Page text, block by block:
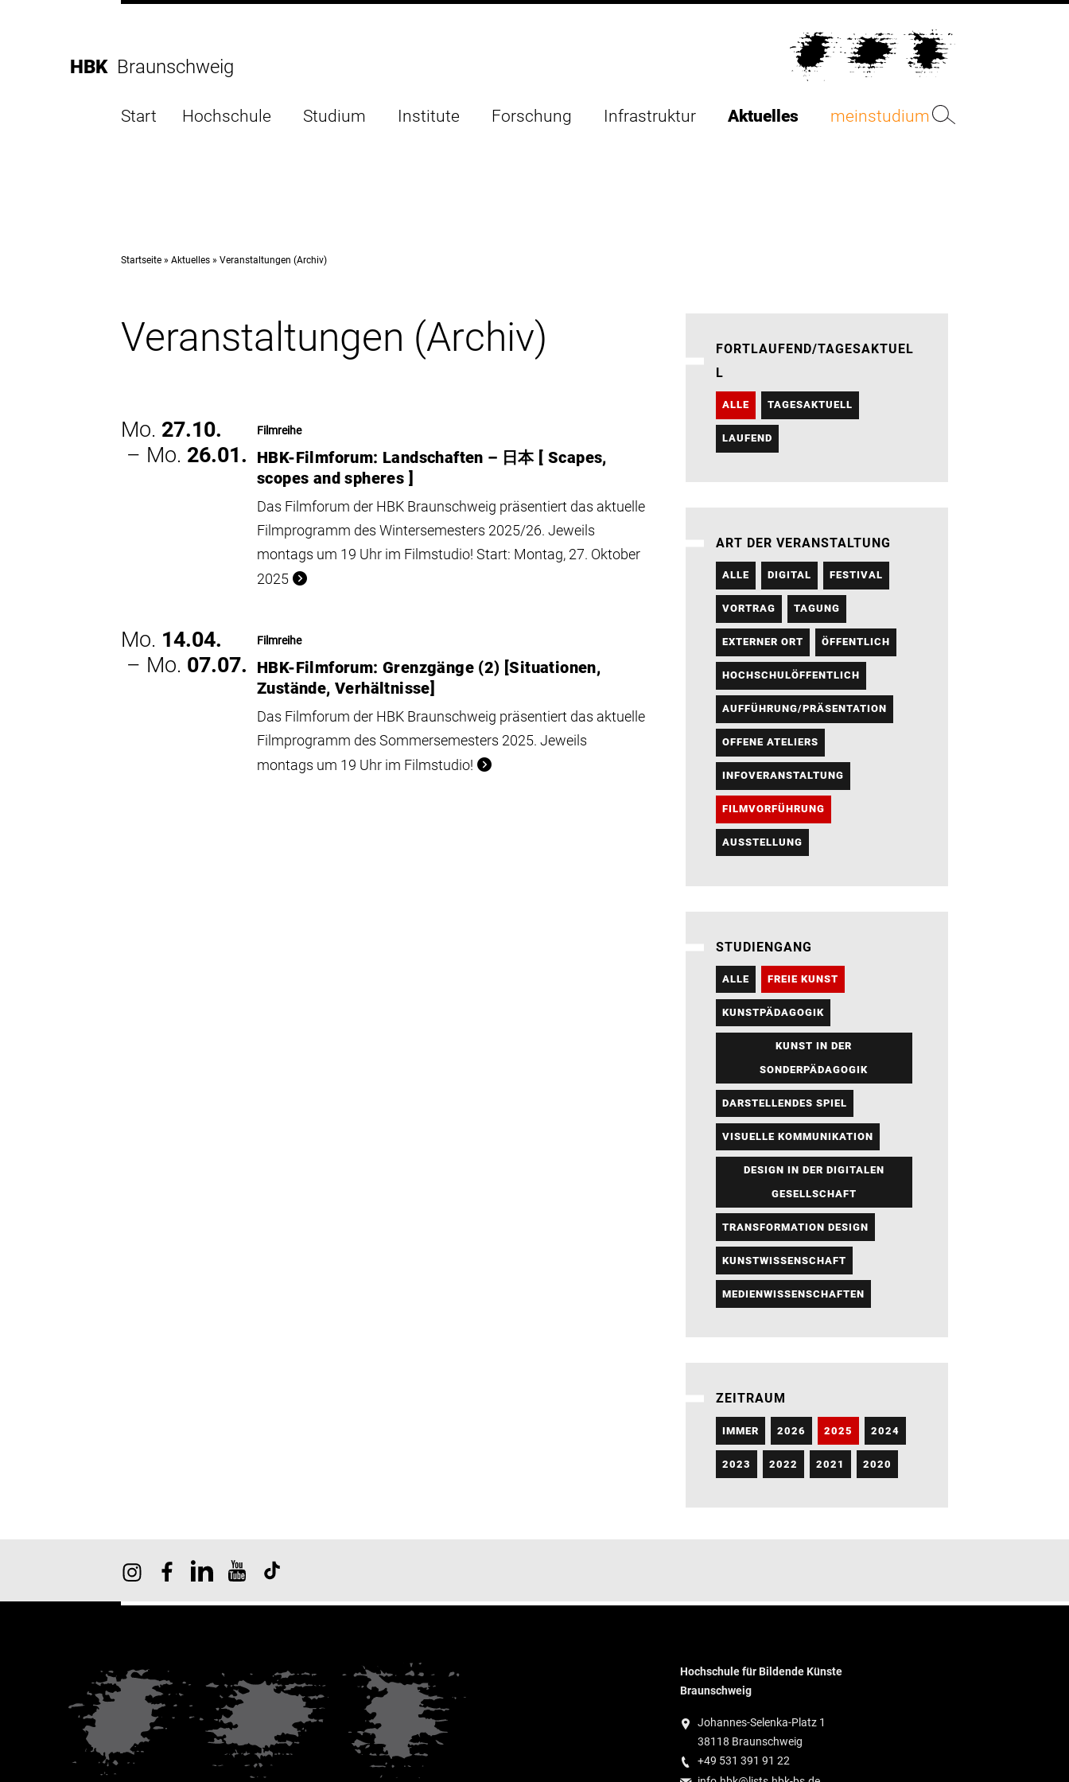
Hauptnavigation
HBK Braunschweig
Start Hochschule Studium Institute Forschung Infrastruktur Aktuelles meinstudium
Startseite Aktuelles Veranstaltungen (Archiv)
Veranstaltungen (Archiv)
Mo. 27.10.
– Mo. 26.01.
Filmreihe
HBK-Filmforum: Landschaften – 日本 [ Scapes,
scopes and spheres ]
Das Filmforum der HBK Braunschweig präsentiert das aktuelle
Filmprogramm des Wintersemesters 2025/26. Jeweils
montags um 19 Uhr im Filmstudio! Start: Montag, 27. Oktober
2025
Mo. 14.04.
– Mo. 07.07.
Filmreihe
HBK-Filmforum: Grenzgänge (2) [Situationen,
Zustände, Verhältnisse]
Das Filmforum der HBK Braunschweig präsentiert das aktuelle
Filmprogramm des Sommersemesters 2025. Jeweils
montags um 19 Uhr im Filmstudio!
FORTLAUFEND/TAGESAKTUEL
L
ALLE TAGESAKTUELL
LAUFEND
ART DER VERANSTALTUNG
ALLE DIGITAL FESTIVAL
VORTRAG TAGUNG
EXTERNER ORT ÖFFENTLICH
HOCHSCHULÖFFENTLICH
AUFFÜHRUNG/PRÄSENTATION
OFFENE ATELIERS
INFOVERANSTALTUNG
FILMVORFÜHRUNG
AUSSTELLUNG
STUDIENGANG
ALLE FREIE KUNST
KUNSTPÄDAGOGIK
KUNST IN DER
SONDERPÄDAGOGIK
DARSTELLENDES SPIEL
VISUELLE KOMMUNIKATION
DESIGN IN DER DIGITALEN
GESELLSCHAFT
TRANSFORMATION DESIGN
KUNSTWISSENSCHAFT
MEDIENWISSENSCHAFTEN
ZEITRAUM
IMMER 2026 2025 2024
2023 2022 2021 2020
Hochschule für Bildende Künste
Braunschweig
Johannes-Selenka-Platz 1
38118 Braunschweig
+49 531 391 91 22